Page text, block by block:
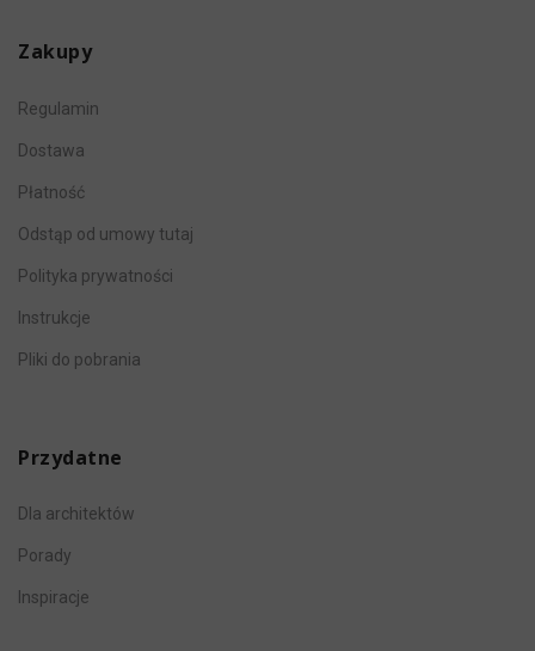
Zakupy
Regulamin
Dostawa
Płatność
Odstąp od umowy tutaj
Polityka prywatności
Instrukcje
Pliki do pobrania
Przydatne
Dla architektów
Porady
Inspiracje